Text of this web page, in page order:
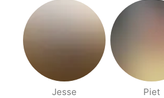
Jesse Piet